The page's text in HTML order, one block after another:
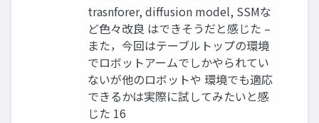
trasnforer, diffusion model, SSMな
ど⾊々改良 はできそうだと感じた –
また，今回はテーブルトップの環境
でロボットアームでしかやられてい
ないが他のロボットや 環境でも適応
できるかは実際に試してみたいと感
じた 16